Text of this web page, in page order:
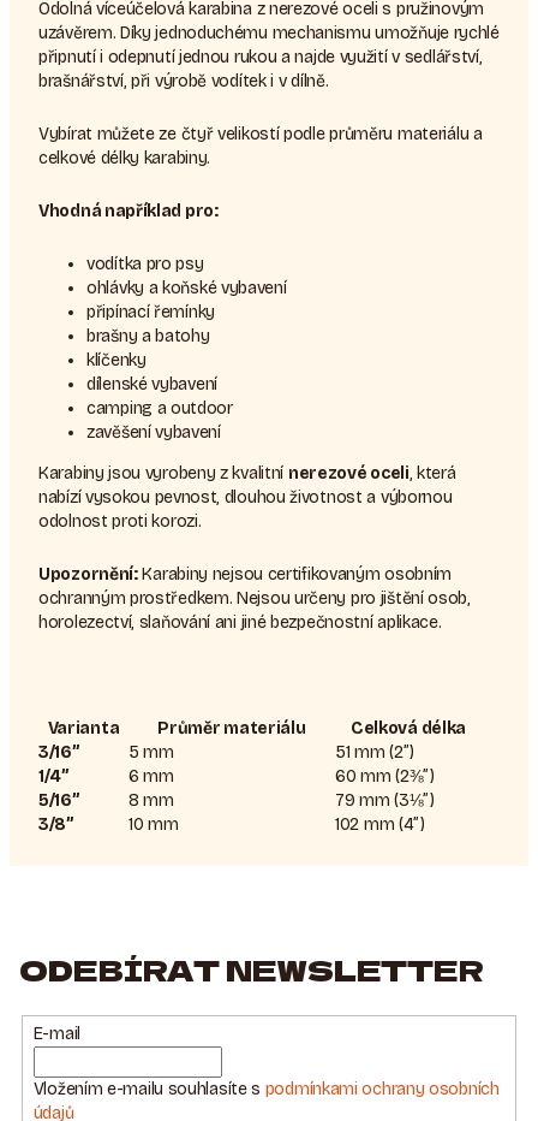
Odolná víceúčelová karabina z nerezové oceli s pružinovým
uzávěrem. Díky jednoduchému mechanismu umožňuje rychlé
připnutí i odepnutí jednou rukou a najde využití v sedlářství,
brašnářství, při výrobě vodítek i v dílně.
Vybírat můžete ze čtyř velikostí podle průměru materiálu a
celkové délky karabiny.
Vhodná například pro:
vodítka pro psy
ohlávky a koňské vybavení
připínací řemínky
brašny a batohy
klíčenky
dílenské vybavení
camping a outdoor
zavěšení vybavení
Karabiny jsou vyrobeny z kvalitní nerezové oceli, která
nabízí vysokou pevnost, dlouhou životnost a výbornou
odolnost proti korozi.
Upozornění:Karabiny nejsou certifikovaným osobním
ochranným prostředkem. Nejsou určeny pro jištění osob,
horolezectví, slaňování ani jiné bezpečnostní aplikace.
Varianta Průměr materiálu
Celková délka
3/16”
5 mm
51 mm (2”)
1/4”
6 mm
60 mm (2⅜”)
5/16”
8 mm
79 mm (3⅛”)
3/8”
10 mm 102 mm (4”)
ODEBÍRAT NEWSLETTER
E-mail
Vložením e-mailu souhlasíte s podmínkami ochrany osobních
údajů